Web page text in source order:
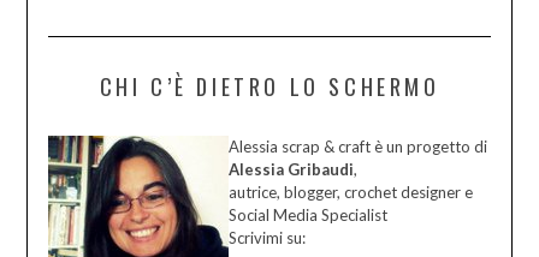
CHI C’È DIETRO LO SCHERMO
Alessia scrap & craft è un progetto di
Alessia Gribaudi,
autrice, blogger, crochet designer e
Social Media Specialist
Scrivimi su: